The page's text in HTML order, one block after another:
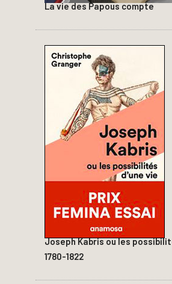
La vie des Papous compte
Joseph Kabris ou les
1780-1822